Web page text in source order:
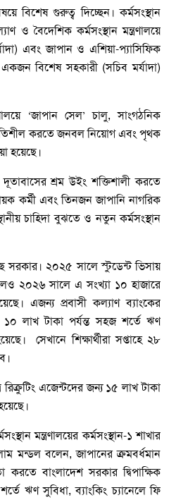
বিশেষ গুরুত্ব দিচ্ছেন। কর্মসংস্থান
ও বৈদেশিক কর্মসংস্থান মন্ত্রণালয়ে
এবং জাপান ও এশিয়া-প্যাসিফিক
একজন বিশেষ সহকারী (সচিব মর্যাদা)
‘জাপান সেল’ চালু, সাংগঠনিক
গতিশীল করতে জনবল নিয়োগ এবং পৃথক
হয়েছে।
শ্রম উইং শক্তিশালী করতে
কর্মী এবং তিনজন জাপানি নাগরিক
চাহিদা বুঝতে ও নতুন কর্মসংস্থান
সরকার। ২০২৫ সালে স্টুডেন্ট ভিসায়
২০২৬ সালে এ সংখ্যা ১০ হাজারে
এজন্য প্রবাসী কল্যাণ ব্যাংকের
১০ লাখ টাকা পর্যন্ত সহজ শর্তে ঋণ
সেখানে শিক্ষার্থীরা সপ্তাহে ২৮
রিক্রুটিং এজেন্টদের জন্য ১৫ লাখ টাকা
মন্ত্রণালয়ের কর্মসংস্থান-১ শাখার
মন্ডল বলেন, জাপানের ক্রমবর্ধমান
করতে বাংলাদেশ সরকার দ্বিপাক্ষিক
ঋণ সুবিধা, ব্যাংকিং চ্যানেলে ফি